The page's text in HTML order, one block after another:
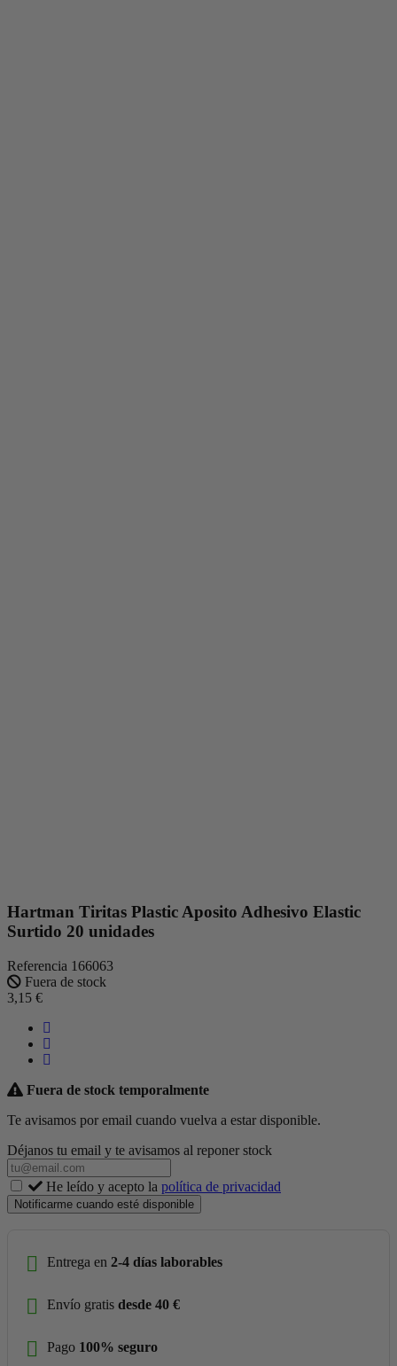
Hartman Tiritas Plastic Aposito Adhesivo Elastic
Surtido 20 unidades
Referencia 166063
Fuera de stock
3,15 €
Fuera de stock temporalmente
Te avisamos por email cuando vuelva a estar disponible.
Déjanos tu email y te avisamos al reponer stock
He leído y acepto la política de privacidad
Notificarme cuando esté disponible
Entrega en 2-4 días laborables
Envío gratis desde 40 €
Pago 100% seguro